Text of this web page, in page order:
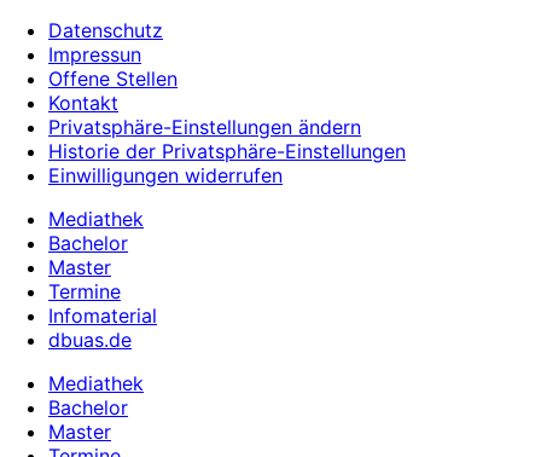
Datenschutz
Impressun
Offene Stellen
Kontakt
Privatsphäre-Einstellungen ändern
Historie der Privatsphäre-Einstellungen
Einwilligungen widerrufen
Mediathek
Bachelor
Master
Termine
Infomaterial
dbuas.de
Mediathek
Bachelor
Master